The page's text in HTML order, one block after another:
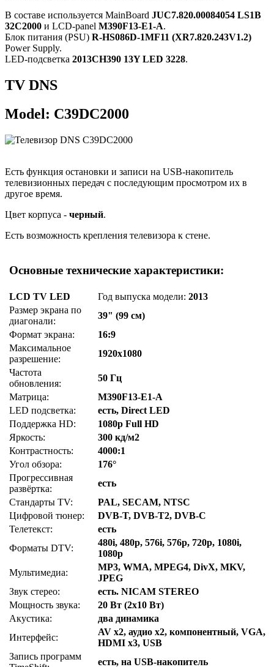
В составе используется MainBoard JUC7.820.00084054 LS1B
32C2000 и LCD-panel M390F13-E1-A.
Блок питания (PSU) R-HS086D-1MF11 (XR7.820.243V1.2)
Power Supply.
LED-подсветка 2013CH390 13Y LED 3228.
TV DNS
Model: C39DC2000
Есть функция остановки и записи на USB-накопитель
телевизионных передач с последующим просмотром их в
другое время.
Цвет корпуса - черный.
Есть возможность крепления телевизора к стене.
Основные технические характеристики:
LCD TV LED Год выпуска модели:2013
Размер экрана по
диагонали:
39" (99 см)
Формат экрана:
16:9
Максимальное
разрешение:
1920x1080
Частота
обновления:
50 Гц
Матрица:
M390F13-E1-A
LED подсветка:
есть, Direct LED
Поддержка HD:
1080p Full HD
Яркость:
300 кд/м2
Контрастность:
4000:1
Угол обзора:
176°
Прогрессивная
развёртка:
есть
Стандарты TV:
PAL, SECAM, NTSC
Цифровой тюнер:
DVB-T, DVB-T2, DVB-C
Телетекст:
есть
Форматы DTV:
480i, 480p, 576i, 576p, 720p, 1080i,
1080p
Мультимедиа:
MP3, WMA, MPEG4, DivX, MKV,
JPEG
Звук стерео:
есть. NICAM STEREO
Мощность звука:
20 Вт (2x10 Вт)
Акустика:
два динамика
Интерфейс:
AV x2, аудио x2, компонентный, VGA,
HDMI x3, USB
Запись программ
есть, на USB-накопитель